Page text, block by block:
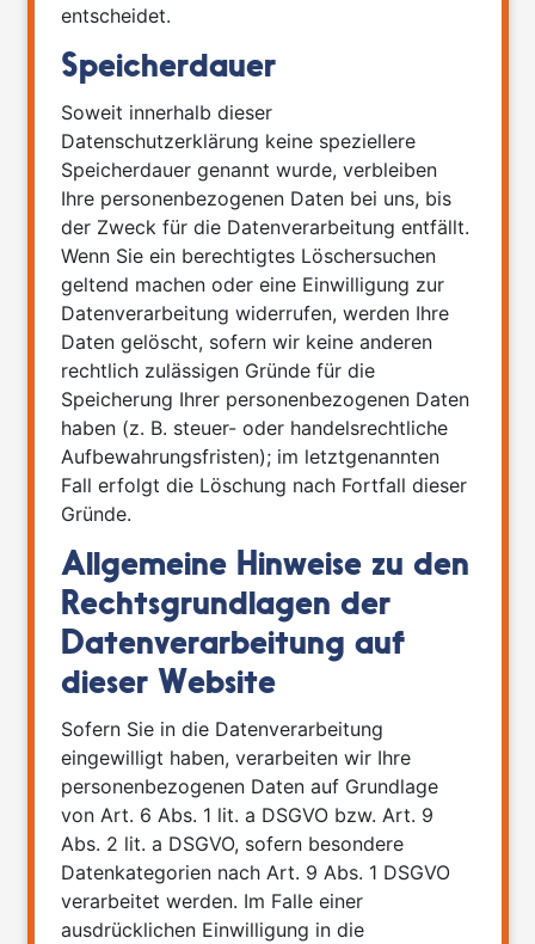
entscheidet.
Speicherdauer
Soweit innerhalb dieser
Datenschutzerklärung keine speziellere
Speicherdauer genannt wurde, verbleiben
Ihre personenbezogenen Daten bei uns, bis
der Zweck für die Datenverarbeitung entfällt.
Wenn Sie ein berechtigtes Löschersuchen
geltend machen oder eine Einwilligung zur
Datenverarbeitung widerrufen, werden Ihre
Daten gelöscht, sofern wir keine anderen
rechtlich zulässigen Gründe für die
Speicherung Ihrer personenbezogenen Daten
haben (z. B. steuer- oder handelsrechtliche
Aufbewahrungsfristen); im letztgenannten
Fall erfolgt die Löschung nach Fortfall dieser
Gründe.
Allgemeine Hinweise zu den
Rechtsgrundlagen der
Datenverarbeitung auf
dieser Website
Sofern Sie in die Datenverarbeitung
eingewilligt haben, verarbeiten wir Ihre
personenbezogenen Daten auf Grundlage
von Art. 6 Abs. 1 lit. a DSGVO bzw. Art. 9
Abs. 2 lit. a DSGVO, sofern besondere
Datenkategorien nach Art. 9 Abs. 1 DSGVO
verarbeitet werden. Im Falle einer
ausdrücklichen Einwilligung in die